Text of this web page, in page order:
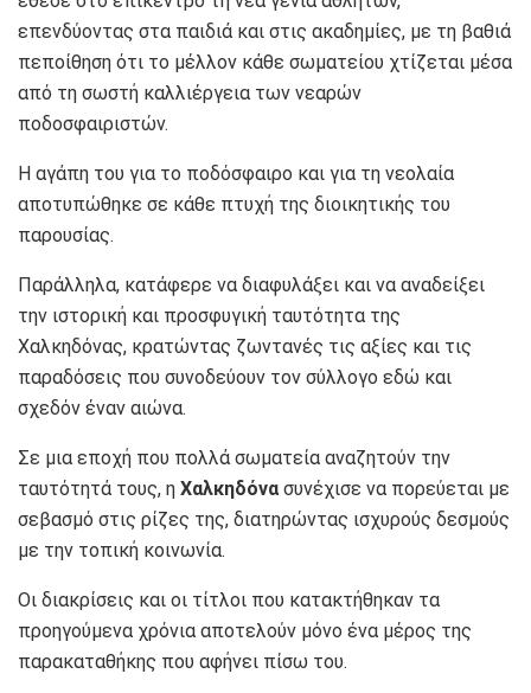
επενδύοντας στα παιδιά και στις ακαδημίες, με τη βαθιά
πεποίθηση ότι το μέλλον κάθε σωματείου χτίζεται μέσα
από τη σωστή καλλιέργεια των νεαρών
ποδοσφαιριστών.
Η αγάπη του για το ποδόσφαιρο και για τη νεολαία
αποτυπώθηκε σε κάθε πτυχή της διοικητικής του
παρουσίας.
Παράλληλα, κατάφερε να διαφυλάξει και να αναδείξει
την ιστορική και προσφυγική ταυτότητα της
Χαλκηδόνας, κρατώντας ζωντανές τις αξίες και τις
παραδόσεις που συνοδεύουν τον σύλλογο εδώ και
σχεδόν έναν αιώνα.
Σε μια εποχή που πολλά σωματεία αναζητούν την
ταυτότητά τους, η Χαλκηδόνα συνέχισε να πορεύεται με
σεβασμό στις ρίζες της, διατηρώντας ισχυρούς δεσμούς
με την τοπική κοινωνία.
Οι διακρίσεις και οι τίτλοι που κατακτήθηκαν τα
προηγούμενα χρόνια αποτελούν μόνο ένα μέρος της
παρακαταθήκης που αφήνει πίσω του.